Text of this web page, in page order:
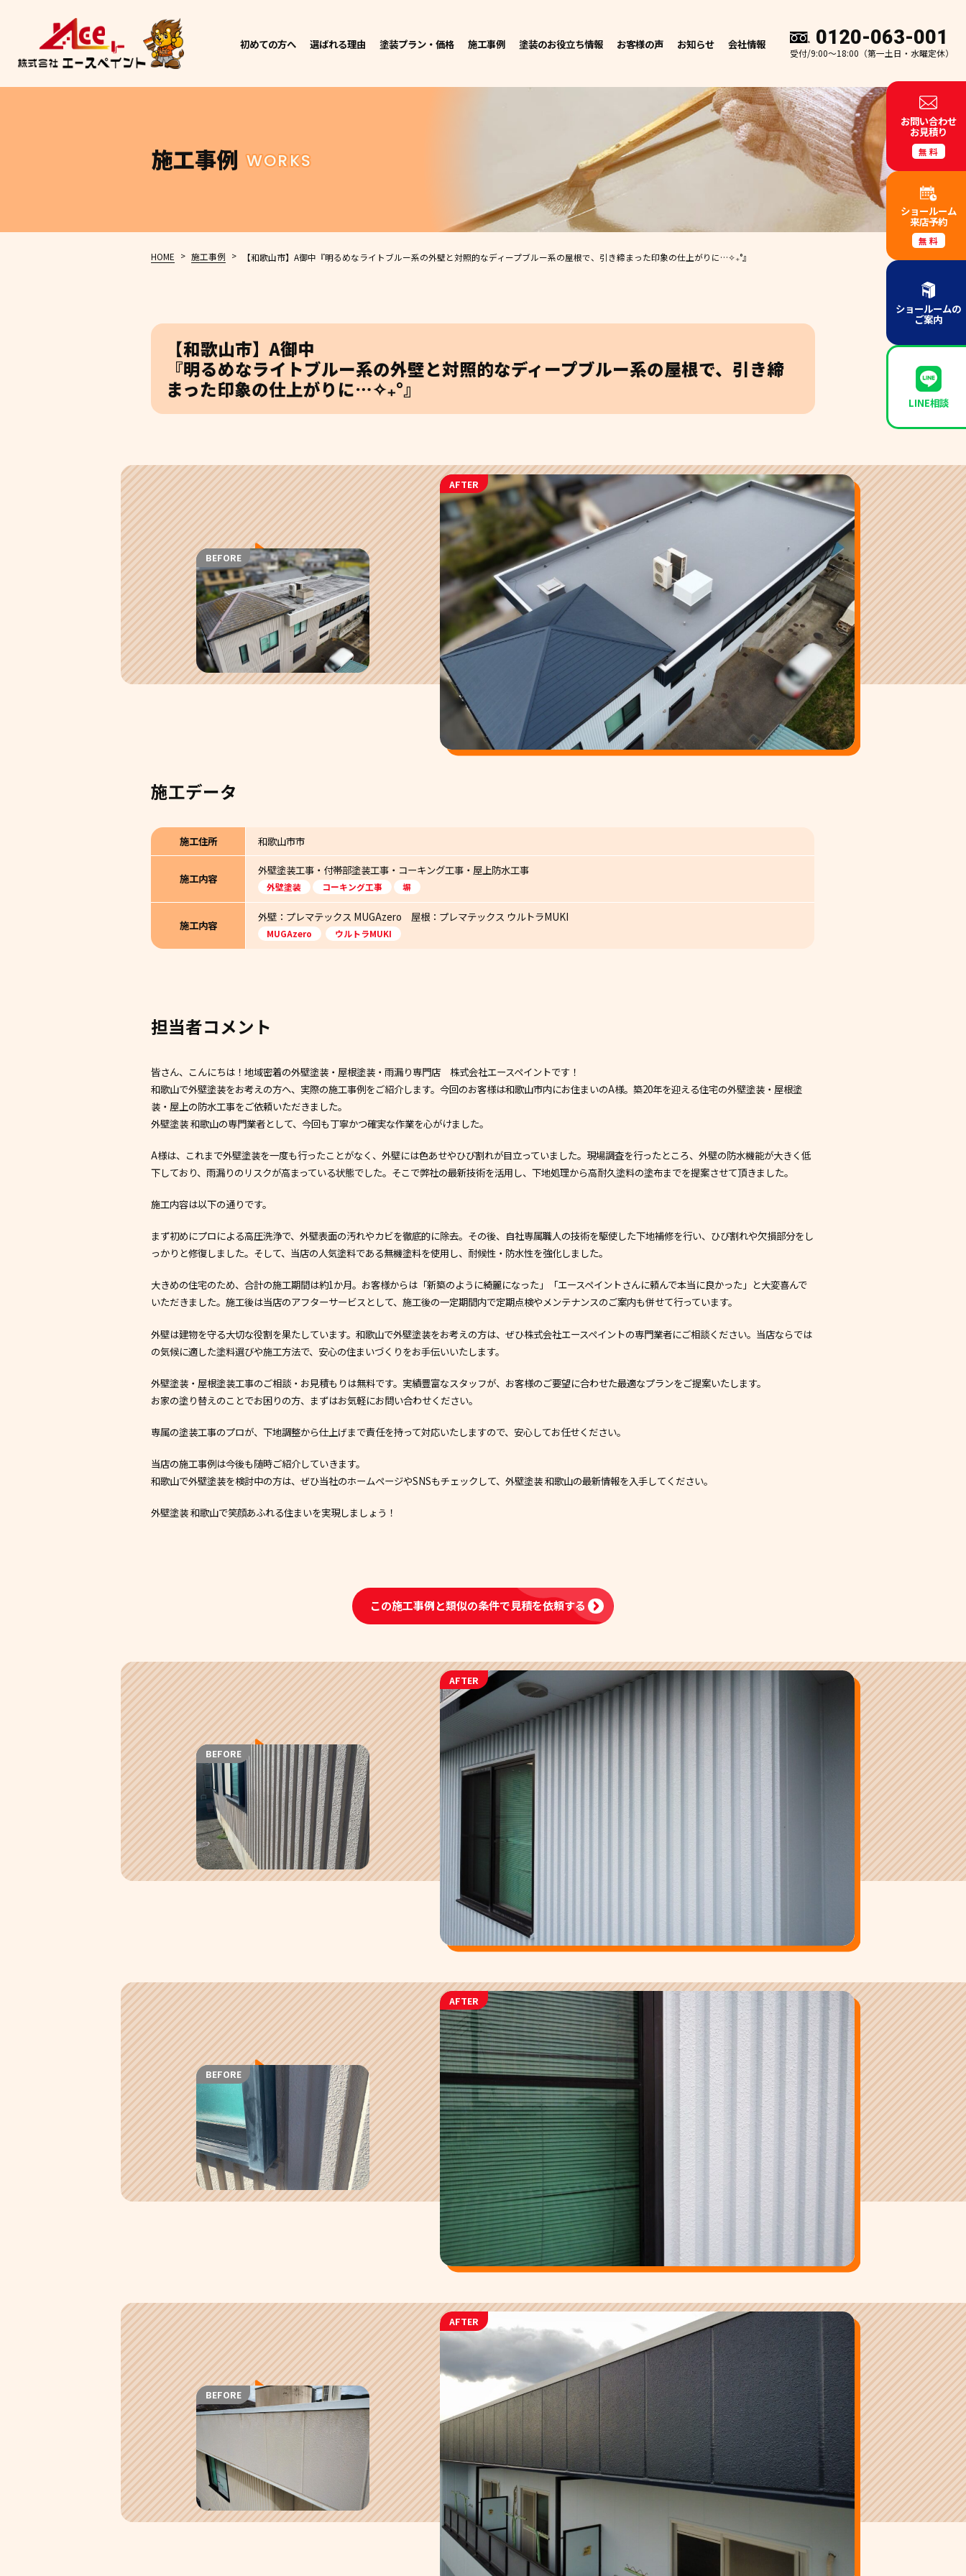
初めての方へ 選ばれる理由 塗装プラン・価格 施工事例 塗装のお役立ち情報 お客様の声 お知らせ 会社情報 0120-063-001
受付/9:00～18:00（第一土日・水曜定休）
施工事例 WORKS
HOME > 施工事例 > 【和歌山市】A御中 『明るめなライトブルー系の外壁と対照的なディープブルー系の屋根で、引き締まった印象の仕上がりに…✧₊°』
【和歌山市】A御中
『明るめなライトブルー系の外壁と対照的なディープブルー系の屋根で、引き締
まった印象の仕上がりに…✧₊°』
BEFORE
AFTER
施工データ
施工住所 和歌山市市
施工内容
外壁塗装工事・付帯部塗装工事・コーキング工事・屋上防水工事
外壁塗装 コーキング工事 塀
施工内容
外壁：プレマテックス MUGAzero 屋根：プレマテックス ウルトラMUKI
MUGAzero ウルトラMUKI
担当者コメント
皆さん、こんにちは！地域密着の外壁塗装・屋根塗装・雨漏り専門店 株式会社エースペイントです！
和歌山で外壁塗装をお考えの方へ、実際の施工事例をご紹介します。今回のお客様は和歌山市内にお住まいのA様。築20年を迎える住宅の外壁塗装・屋根塗
装・屋上の防水工事をご依頼いただきました。
外壁塗装 和歌山の専門業者として、今回も丁寧かつ確実な作業を心がけました。
A様は、これまで外壁塗装を一度も行ったことがなく、外壁には色あせやひび割れが目立っていました。現場調査を行ったところ、外壁の防水機能が大きく低
下しており、雨漏りのリスクが高まっている状態でした。そこで弊社の最新技術を活用し、下地処理から高耐久塗料の塗布までを提案させて頂きました。
施工内容は以下の通りです。
まず初めにプロによる高圧洗浄で、外壁表面の汚れやカビを徹底的に除去。その後、自社専属職人の技術を駆使した下地補修を行い、ひび割れや欠損部分をし
っかりと修復しました。そして、当店の人気塗料である無機塗料を使用し、耐候性・防水性を強化しました。
大きめの住宅のため、合計の施工期間は約1か月。お客様からは「新築のように綺麗になった」「エースペイントさんに頼んで本当に良かった」と大変喜んで
いただきました。施工後は当店のアフターサービスとして、施工後の一定期間内で定期点検やメンテナンスのご案内も併せて行っています。
外壁は建物を守る大切な役割を果たしています。和歌山で外壁塗装をお考えの方は、ぜひ株式会社エースペイントの専門業者にご相談ください。当店ならでは
の気候に適した塗料選びや施工方法で、安心の住まいづくりをお手伝いいたします。
外壁塗装・屋根塗装工事のご相談・お見積もりは無料です。実績豊富なスタッフが、お客様のご要望に合わせた最適なプランをご提案いたします。
お家の塗り替えのことでお困りの方、まずはお気軽にお問い合わせください。
専属の塗装工事のプロが、下地調整から仕上げまで責任を持って対応いたしますので、安心してお任せください。
当店の施工事例は今後も随時ご紹介していきます。
和歌山で外壁塗装を検討中の方は、ぜひ当社のホームページやSNSもチェックして、外壁塗装 和歌山の最新情報を入手してください。
外壁塗装 和歌山で笑顔あふれる住まいを実現しましょう！
この施工事例と類似の条件で見積を依頼する
BEFORE
AFTER
BEFORE
AFTER
BEFORE
AFTER
お問い合わせ
お見積り
無料
ショールーム
来店予約
無料
ショールームの
ご案内
LINE相談